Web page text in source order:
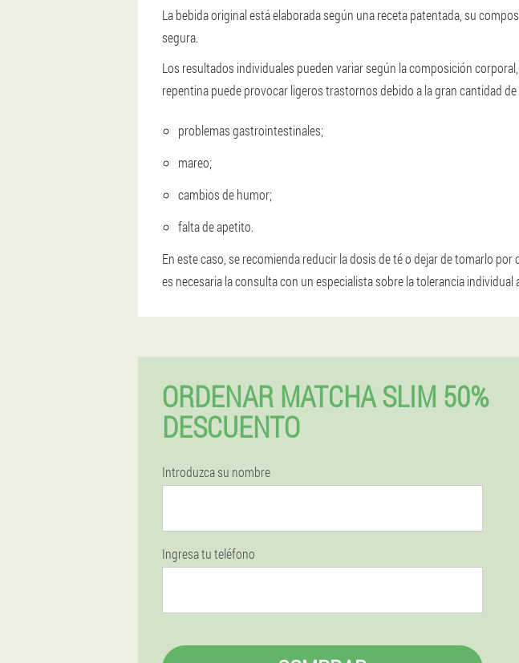
La bebida original está elaborada según una receta patentada, su
segura.
Los resultados individuales pueden variar según la composición
repentina puede provocar ligeros trastornos debido a la gran cantidad
problemas gastrointestinales;
mareo;
cambios de humor;
falta de apetito.
En este caso, se recomienda reducir la dosis de té o dejar de tomarlo
es necesaria la consulta con un especialista sobre la tolerancia
ORDENAR MATCHA SLIM 50%
DESCUENTO
Introduzca su nombre
Ingresa tu teléfono